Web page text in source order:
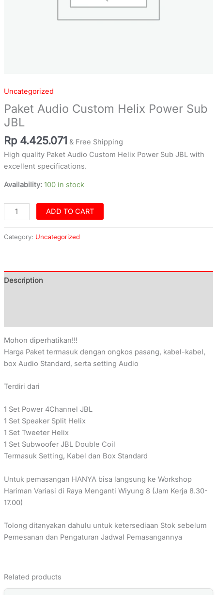
Uncategorized
Paket Audio Custom Helix Power Sub
JBL
Rp 4.425.071 & Free Shipping
High quality Paket Audio Custom Helix Power Sub JBL with
excellent specifications.
Availability: 100 in stock
ADD TO CART
Category: Uncategorized
Description
Mohon diperhatikan!!!
Harga Paket termasuk dengan ongkos pasang, kabel-kabel,
box Audio Standard, serta setting Audio
Terdiri dari
1 Set Power 4Channel JBL
1 Set Speaker Split Helix
1 Set Tweeter Helix
1 Set Subwoofer JBL Double Coil
Termasuk Setting, Kabel dan Box Standard
Untuk pemasangan HANYA bisa langsung ke Workshop
Hariman Variasi di Raya Menganti Wiyung 8 (Jam Kerja 8.30-
17.00)
Tolong ditanyakan dahulu untuk ketersediaan Stok sebelum
Pemesanan dan Pengaturan Jadwal Pemasangannya
Related products